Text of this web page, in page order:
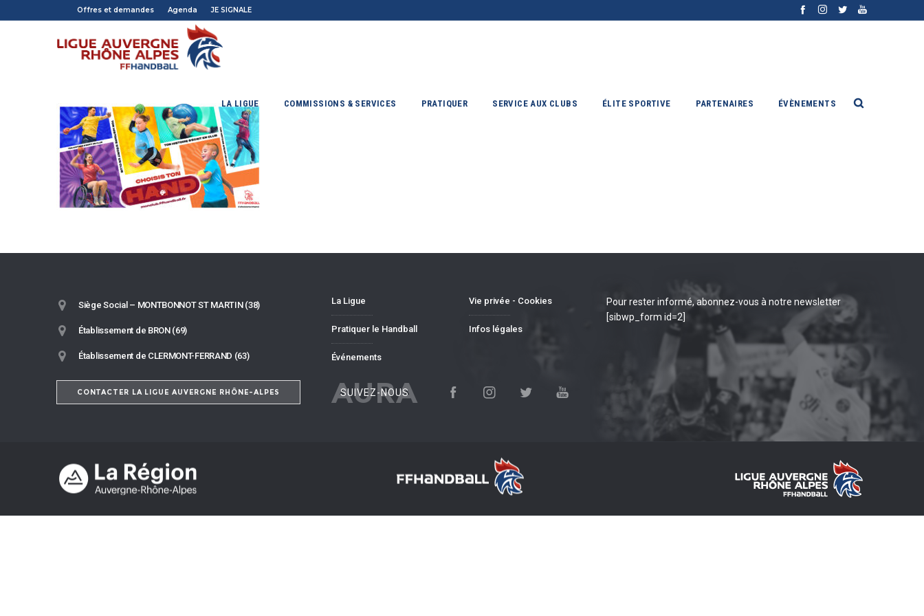
Offres et demandes Agenda JE SIGNALE
LA LIGUE COMMISSIONS & SERVICES PRATIQUER SERVICE AUX CLUBS ÉLITE SPORTIVE PARTENAIRES ÉVÈNEMENTS
Siège Social – MONTBONNOT ST MARTIN (38)
Établissement de BRON (69)
Établissement de CLERMONT-FERRAND (63)
CONTACTER LA LIGUE AUVERGNE RHÔNE-ALPES
La Ligue
Pratiquer le Handball
Événements
Vie privée - Cookies
Infos légales
AURA
SUIVEZ-NOUS
Pour rester informé, abonnez-vous à notre newsletter
[sibwp_form id=2]